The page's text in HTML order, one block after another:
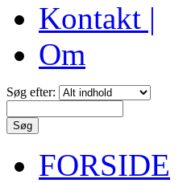
Kontakt |
Om
Søg efter:
FORSIDE